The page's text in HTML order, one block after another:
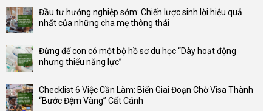
có
bình
luận
Lợi
thế
sức
mạnh
Đầu tư hướng nghiệp sớm: Chiến lược sinh lời hiệu quả
nhất của những cha mẹ thông thái
bình
luận
Đầu
tư
Đừng để con có một bộ hồ sơ du học “Dày hoạt động
nhưng thiếu năng lực”
bình
luận
Checklist 6 Việc Cần Làm: Biến Giai Đoạn Chờ Visa Thành
“Bước Đệm Vàng” Cất Cánh